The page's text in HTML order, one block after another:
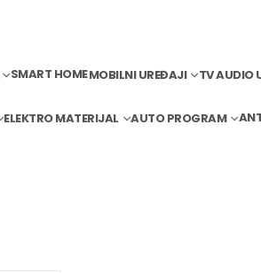
SMART HOMEMOBILNI UREĐAJI TV AUDIO
ELEKTRO MATERIJAL AUTO PROGRAM